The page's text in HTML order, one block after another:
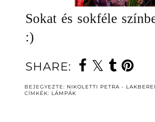
Sokat és sokféle
:)
SHARE:
BEJEGYEZTE: NIKOLETTI PETRA -
CÍMKÉK: LÁMPÁK